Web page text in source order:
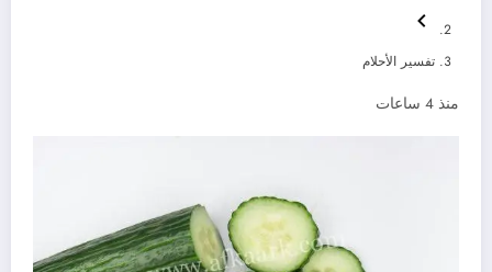
تفسير الأحلام
منذ 4 ساعات